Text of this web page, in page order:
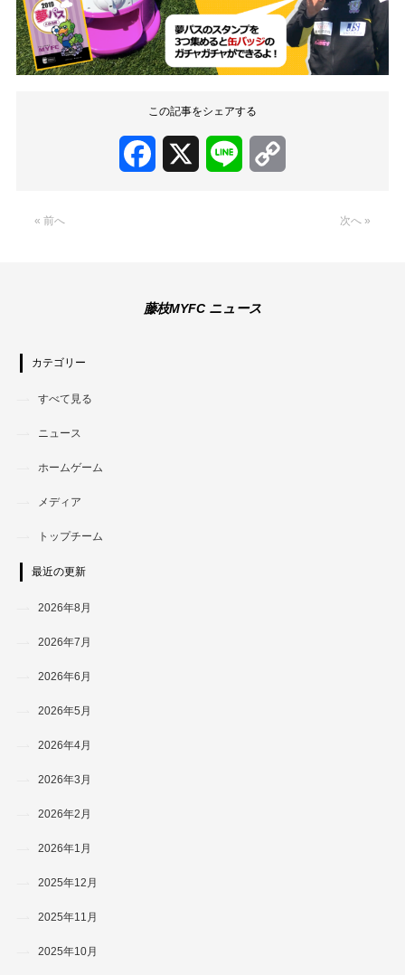
この記事をシェアする
Facebook Line
« 前へ 次へ »
藤枝MYFC ニュース
カテゴリー
すべて見る
ニュース
ホームゲーム
メディア
トップチーム
最近の更新
2026年8月
2026年7月
2026年6月
2026年5月
2026年4月
2026年3月
2026年2月
2026年1月
2025年12月
2025年11月
2025年10月